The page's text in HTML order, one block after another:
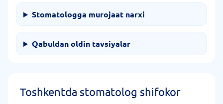
Stomatologga murojaat narxi
Qabuldan oldin tavsiyalar
Toshkentda stomatolog shifokor